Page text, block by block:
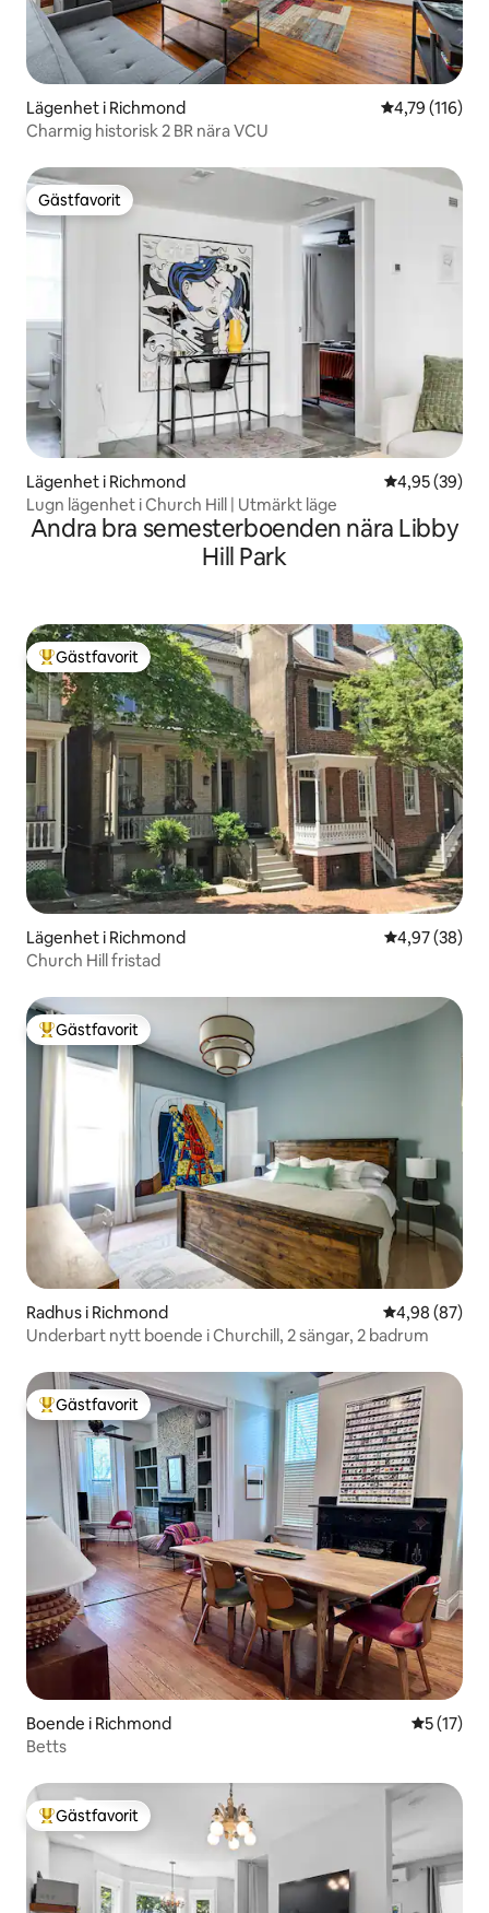
Lägenhet i Richmond 4,79 av 5 i
4,79 (116)
Charmig historisk 2 BR nära VCU
Gästfavorit
Gästfavorit
Lägenhet i Richmond 4,95 av 5 i
4,95 (39)
Lugn lägenhet i Church Hill | Utmärkt läge
Andra bra semesterboenden nära Libby
Hill Park
Populär gästfavorit
Gästfavorit
Lägenhet i Richmond 4,97 av 5 i
4,97 (38)
Church Hill fristad
Populär gästfavorit
Gästfavorit
Radhus i Richmond 4,98 av 5 i
4,98 (87)
Underbart nytt boende i Churchill, 2 sängar, 2 badrum
Populär gästfavorit
Gästfavorit
Boende i Richmond 5 av 5 i
5 (17)
Betts
Populär gästfavorit
Gästfavorit